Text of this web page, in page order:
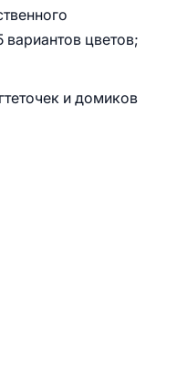
вариантов цветов;
и домиков